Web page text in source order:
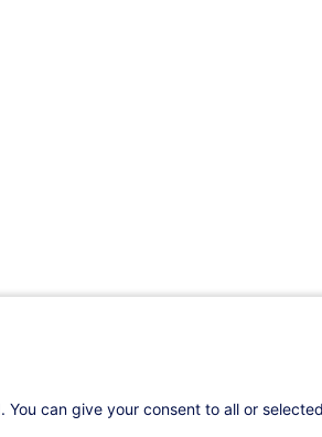
can give your consent to all or